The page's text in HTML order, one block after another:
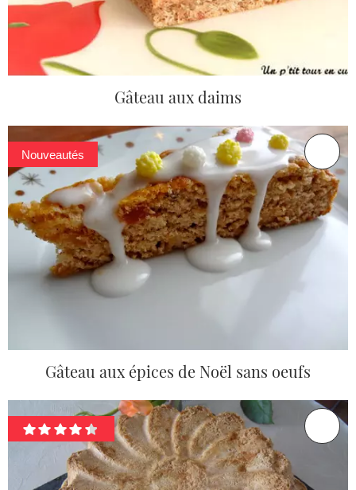
Gâteau aux daims
Nouveautés
Gâteau aux épices de Noël sans oeufs